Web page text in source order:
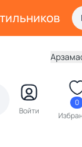
Войти
0